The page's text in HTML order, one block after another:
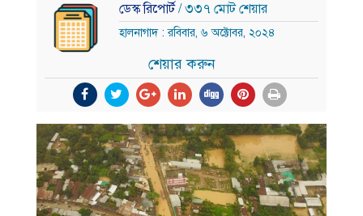
ডেস্ক রিপোর্ট/ ৩৩৭ মোট শেয়ার
হালনাগাদ : রবিবার, ৬ অক্টোবর, ২০২৪
শেয়ার করুন